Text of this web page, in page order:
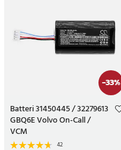
-33%
Batteri 31450445 / 32279613
GBQ6E Volvo On-Call /
VCM
42